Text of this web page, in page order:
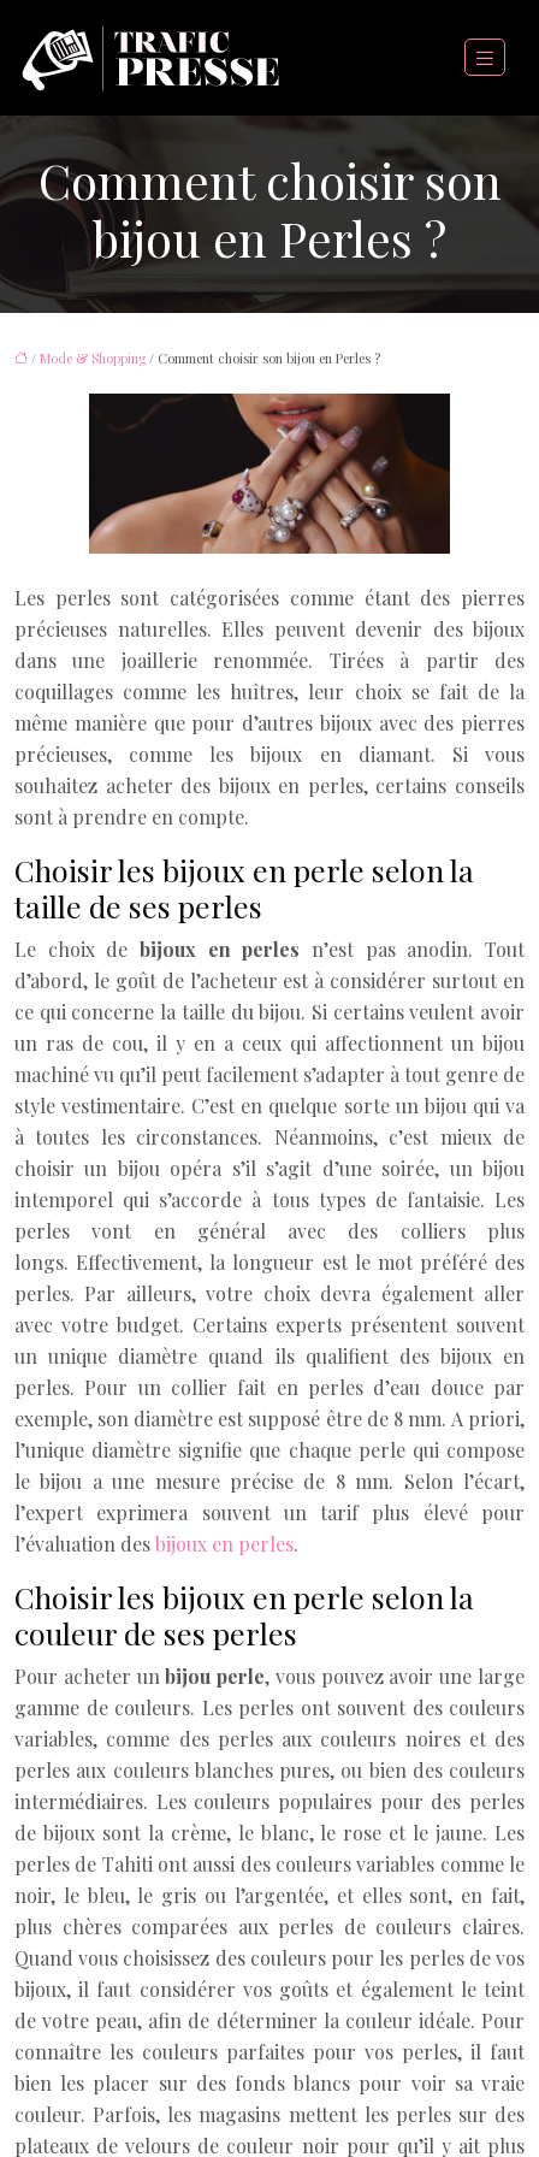
Comment choisir son
bijou en Perles ?
/ Mode & Shopping / Comment choisir son bijou en Perles ?
Les perles sont catégorisées comme étant des pierres
précieuses naturelles. Elles peuvent devenir des bijoux
dans une joaillerie renommée. Tirées à partir des
coquillages comme les huîtres, leur choix se fait de la
même manière que pour d’autres bijoux avec des pierres
précieuses, comme les bijoux en diamant. Si vous
souhaitez acheter des bijoux en perles, certains conseils
sont à prendre en compte.
Choisir les bijoux en perle selon la
taille de ses perles
Le choix de bijoux en perles n’est pas anodin. Tout
d’abord, le goût de l’acheteur est à considérer surtout en
ce qui concerne la taille du bijou. Si certains veulent avoir
un ras de cou, il y en a ceux qui affectionnent un bijou
machiné vu qu’il peut facilement s’adapter à tout genre de
style vestimentaire. C’est en quelque sorte un bijou qui va
à toutes les circonstances. Néanmoins, c’est mieux de
choisir un bijou opéra s’il s’agit d’une soirée, un bijou
intemporel qui s’accorde à tous types de fantaisie. Les
perles vont en général avec des colliers plus
longs. Effectivement, la longueur est le mot préféré des
perles. Par ailleurs, votre choix devra également aller
avec votre budget. Certains experts présentent souvent
un unique diamètre quand ils qualifient des bijoux en
perles. Pour un collier fait en perles d’eau douce par
exemple, son diamètre est supposé être de 8 mm. A priori,
l’unique diamètre signifie que chaque perle qui compose
le bijou a une mesure précise de 8 mm. Selon l’écart,
l’expert exprimera souvent un tarif plus élevé pour
l’évaluation desbijoux en perles.
Choisir les bijoux en perle selon la
couleur de ses perles
Pour acheter unbijou perle, vous pouvez avoir une large
gamme de couleurs. Les perles ont souvent des couleurs
variables, comme des perles aux couleurs noires et des
perles aux couleurs blanches pures, ou bien des couleurs
intermédiaires. Les couleurs populaires pour des perles
de bijoux sont la crème, le blanc, le rose et le jaune. Les
perles de Tahiti ont aussi des couleurs variables comme le
noir, le bleu, le gris ou l’argentée, et elles sont, en fait,
plus chères comparées aux perles de couleurs claires.
Quand vous choisissez des couleurs pour les perles de vos
bijoux, il faut considérer vos goûts et également le teint
de votre peau, afin de déterminer la couleur idéale. Pour
connaître les couleurs parfaites pour vos perles, il faut
bien les placer sur des fonds blancs pour voir sa vraie
couleur. Parfois, les magasins mettent les perles sur des
plateaux de velours de couleur noir pour qu’il y ait plus